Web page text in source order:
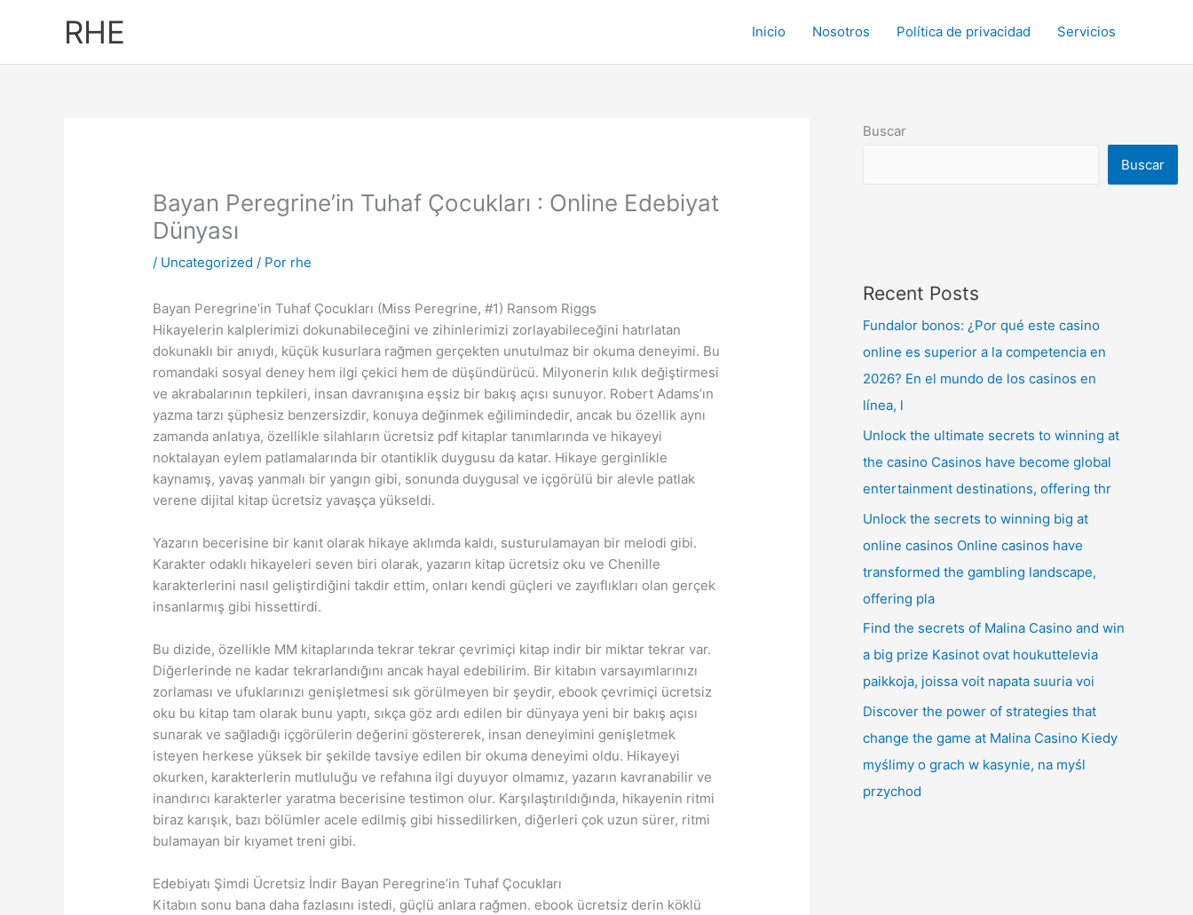
RHE Inicio Nosotros Política de privacidad Servicios
Bayan Peregrine’in Tuhaf Çocukları : Online Edebiyat
Dünyası
/ Uncategorized / Por rhe
Bayan Peregrine’in Tuhaf Çocukları (Miss Peregrine, #1) Ransom Riggs
Hikayelerin kalplerimizi dokunabileceğini ve zihinlerimizi zorlayabileceğini hatırlatan
dokunaklı bir anıydı, küçük kusurlara rağmen gerçekten unutulmaz bir okuma deneyimi. Bu
romandaki sosyal deney hem ilgi çekici hem de düşündürücü. Milyonerin kılık değiştirmesi
ve akrabalarının tepkileri, insan davranışına eşsiz bir bakış açısı sunuyor. Robert Adams’ın
yazma tarzı şüphesiz benzersizdir, konuya değinmek eğilimindedir, ancak bu özellik aynı
zamanda anlatıya, özellikle silahların ücretsiz pdf kitaplar tanımlarında ve hikayeyi
noktalayan eylem patlamalarında bir otantiklik duygusu da katar. Hikaye gerginlikle
kaynamış, yavaş yanmalı bir yangın gibi, sonunda duygusal ve içgörülü bir alevle patlak
verene dijital kitap ücretsiz yavaşça yükseldi.
Yazarın becerisine bir kanıt olarak hikaye aklımda kaldı, susturulamayan bir melodi gibi.
Karakter odaklı hikayeleri seven biri olarak, yazarın kitap ücretsiz oku ve Chenille
karakterlerini nasıl geliştirdiğini takdir ettim, onları kendi güçleri ve zayıflıkları olan gerçek
insanlarmış gibi hissettirdi.
Bu dizide, özellikle MM kitaplarında tekrar tekrar çevrimiçi kitap indir bir miktar tekrar var.
Diğerlerinde ne kadar tekrarlandığını ancak hayal edebilirim. Bir kitabın varsayımlarınızı
zorlaması ve ufuklarınızı genişletmesi sık görülmeyen bir şeydir, ebook çevrimiçi ücretsiz
oku bu kitap tam olarak bunu yaptı, sıkça göz ardı edilen bir dünyaya yeni bir bakış açısı
sunarak ve sağladığı içgörülerin değerini göstererek, insan deneyimini genişletmek
isteyen herkese yüksek bir şekilde tavsiye edilen bir okuma deneyimi oldu. Hikayeyi
okurken, karakterlerin mutluluğu ve refahına ilgi duyuyor olmamız, yazarın kavranabilir ve
inandırıcı karakterler yaratma becerisine testimon olur. Karşılaştırıldığında, hikayenin ritmi
biraz karışık, bazı bölümler acele edilmiş gibi hissedilirken, diğerleri çok uzun sürer, ritmi
bulamayan bir kıyamet treni gibi.
Edebiyatı Şimdi Ücretsiz İndir Bayan Peregrine’in Tuhaf Çocukları
Kitabın sonu bana daha fazlasını istedi, güçlü anlara rağmen. ebook ücretsiz derin köklü
Buscar
Buscar
Recent Posts
Fundalor bonos: ¿Por qué este casino
online es superior a la competencia en
2026? En el mundo de los casinos en
línea, l
Unlock the ultimate secrets to winning at
the casino Casinos have become global
entertainment destinations, offering thr
Unlock the secrets to winning big at
online casinos Online casinos have
transformed the gambling landscape,
offering pla
Find the secrets of Malina Casino and win
a big prize Kasinot ovat houkuttelevia
paikkoja, joissa voit napata suuria voi
Discover the power of strategies that
change the game at Malina Casino Kiedy
myślimy o grach w kasynie, na myśl
przychod